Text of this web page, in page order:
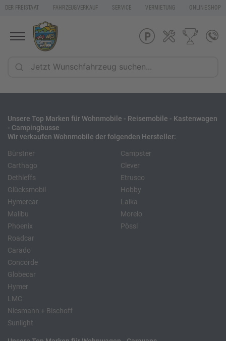
DER FREISTAAT FAHRZEUGVERKAUF SERVICE VERMIETUNG ONLINE SHOP
Unsere Top Marken für Wohnmobile - Reisemobile - Kastenwagen
- Campingbusse
Wir verkaufen Wohnmobile der folgenden Hersteller:
Bürstner
Carthago
Dethleffs
Glücksmobil
Hymercar
Malibu
Phoenix
Roadcar
Campster
Clever
Etrusco
Hobby
Laika
Morelo
Pössl
Carado
Concorde
Globecar
Hymer
LMC
Niesmann + Bischoff
Sunlight